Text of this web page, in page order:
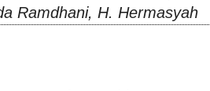
Ramdhani, H. Hermasyah